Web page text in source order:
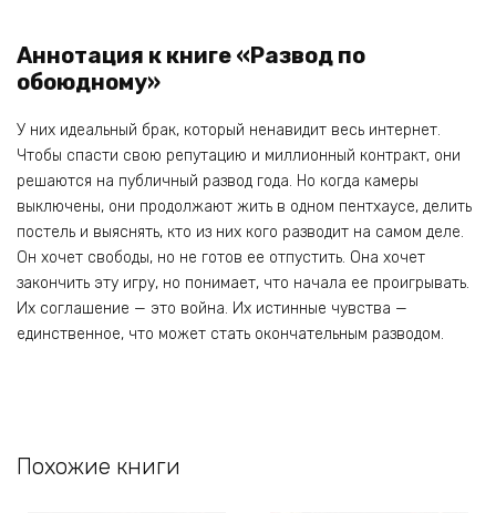
Аннотация к книге «Развод по
обоюдному»
У них идеальный брак, который ненавидит весь интернет.
Чтобы спасти свою репутацию и миллионный контракт, они
решаются на публичный развод года. Но когда камеры
выключены, они продолжают жить в одном пентхаусе, делить
постель и выяснять, кто из них кого разводит на самом деле.
Он хочет свободы, но не готов ее отпустить. Она хочет
закончить эту игру, но понимает, что начала ее проигрывать.
Их соглашение — это война. Их истинные чувства —
единственное, что может стать окончательным разводом.
Похожие книги